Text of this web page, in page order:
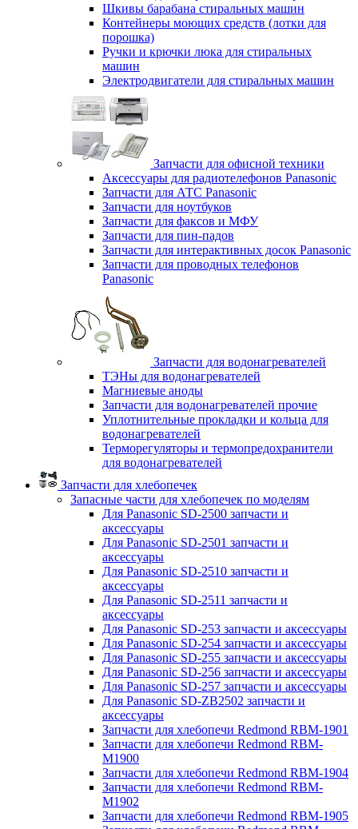
Шкивы барабана стиральных машин
Контейнеры моющих средств (лотки для
порошка)
Ручки и крючки люка для стиральных
машин
Электродвигатели для стиральных машин
Запчасти для офисной техники
Аксессуары для радиотелефонов Panasonic
Запчасти для АТС Panasonic
Запчасти для ноутбуков
Запчасти для факсов и МФУ
Запчасти для пин-падов
Запчасти для интерактивных досок Panasonic
Запчасти для проводных телефонов
Panasonic
Запчасти для водонагревателей
ТЭНы для водонагревателей
Магниевые аноды
Запчасти для водонагревателей прочие
Уплотнительные прокладки и кольца для
водонагревателей
Терморегуляторы и термопредохранители
для водонагревателей
Запчасти для хлебопечек
Запасные части для хлебопечек по моделям
Для Panasonic SD-2500 запчасти и
аксессуары
Для Panasonic SD-2501 запчасти и
аксессуары
Для Panasonic SD-2510 запчасти и
аксессуары
Для Panasonic SD-2511 запчасти и
аксессуары
Для Panasonic SD-253 запчасти и аксессуары
Для Panasonic SD-254 запчасти и аксессуары
Для Panasonic SD-255 запчасти и аксессуары
Для Panasonic SD-256 запчасти и аксессуары
Для Panasonic SD-257 запчасти и аксессуары
Для Panasonic SD-ZB2502 запчасти и
аксессуары
Запчасти для хлебопечи Redmond RBM-1901
Запчасти для хлебопечи Redmond RBM-
M1900
Запчасти для хлебопечи Redmond RBM-1904
Запчасти для хлебопечи Redmond RBM-
M1902
Запчасти для хлебопечи Redmond RBM-1905